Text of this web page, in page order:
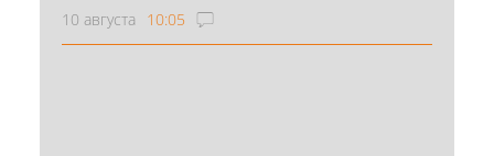
10 августа 10:05